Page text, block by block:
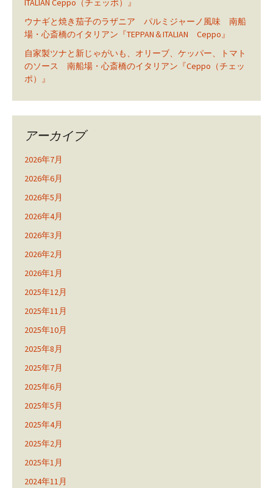
ITALIAN Ceppo（チェッポ）』
ウナギと焼き茄子のラザニア パルミジャーノ風味 南船
場・心斎橋のイタリアン『TEPPAN＆ITALIAN Ceppo』
自家製ツナと新じゃがいも、オリーブ、ケッパー、トマト
のソース 南船場・心斎橋のイタリアン『Ceppo（チェッ
ポ）』
アーカイブ
2026年7月
2026年6月
2026年5月
2026年4月
2026年3月
2026年2月
2026年1月
2025年12月
2025年11月
2025年10月
2025年8月
2025年7月
2025年6月
2025年5月
2025年4月
2025年2月
2025年1月
2024年11月